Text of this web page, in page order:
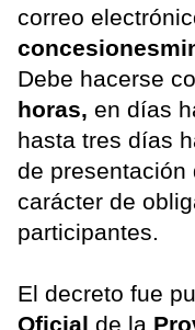
correo
Debe hacerse
horas, en días
hasta tres días
de presentación
carácter de
participantes.
El decreto fue
Oficial de la